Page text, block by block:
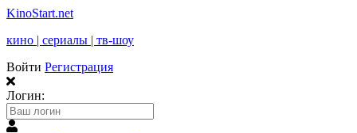
KinoStart.net
кино | сериалы | тв-шоу
Войти Регистрация
Логин: